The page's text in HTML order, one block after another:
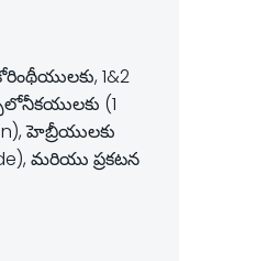
1&2
(1
హెబ్రీయులకు
మరియు ప్రకటన